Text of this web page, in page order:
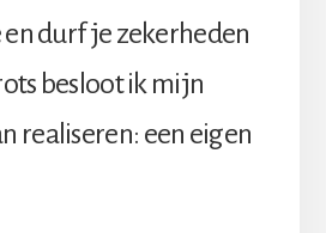
durf je zekerheden
besloot ik mijn
realiseren: een eigen